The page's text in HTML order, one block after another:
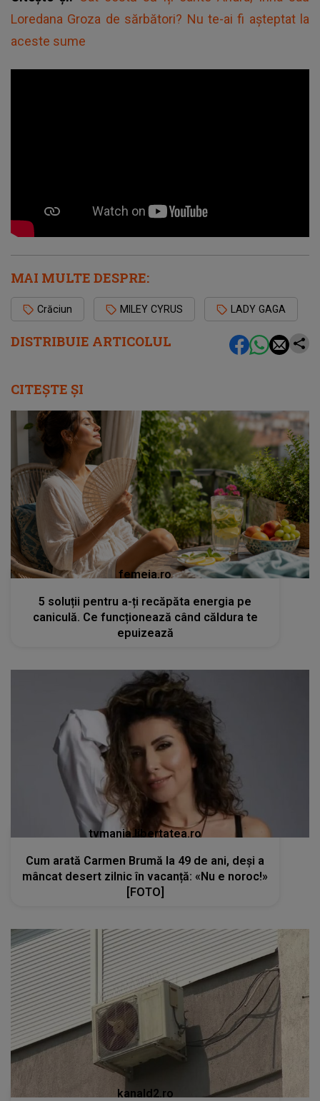
DISTRIBUIE ARTICOLUL
Loredana Groza de sărbători? Nu te-ai fi așteptat la
aceste sume
MAI MULTE DESPRE:
Crăciun MILEY CYRUS LADY GAGA
CITEȘTE ȘI
femeia.ro
5 soluții pentru a-ți recăpăta energia pe
caniculă. Ce funcționează când căldura te
epuizează
tvmania.libertatea.ro
Cum arată Carmen Brumă la 49 de ani, deși a
mâncat desert zilnic în vacanță: «Nu e noroc!»
[FOTO]
kanald2.ro